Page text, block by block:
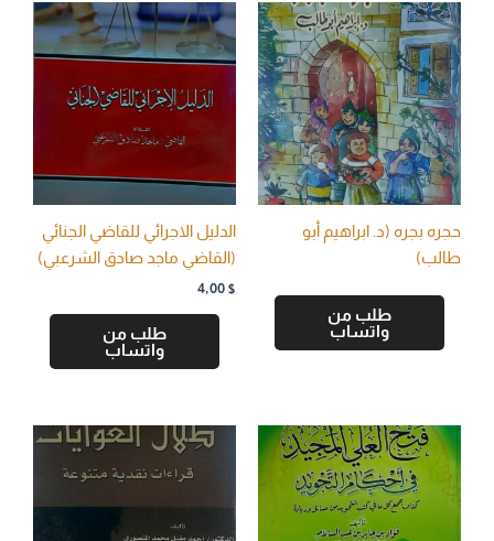
حجره بجره (د. ابراهيم أبو
طالب)
طلب من
واتساب
الدليل الاجرائي للقاضي الجنائي
(القاضي ماجد صادق الشرعبي)
4,00 $
طلب من
واتساب